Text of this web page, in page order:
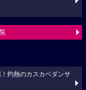
灼熱のカスカベダンサ